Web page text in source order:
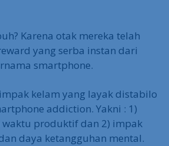
Karena otak mereka telah
yang serba instan dari
smartphone.
kelam yang layak distabilo
addiction. Yakni : 1)
produktif dan 2) impak
daya ketangguhan mental.